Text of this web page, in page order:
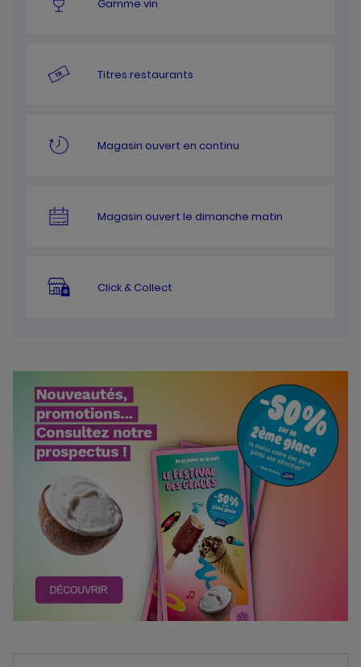
Gamme vin
Titres restaurants
Magasin ouvert en continu
Magasin ouvert le dimanche matin
Click & Collect